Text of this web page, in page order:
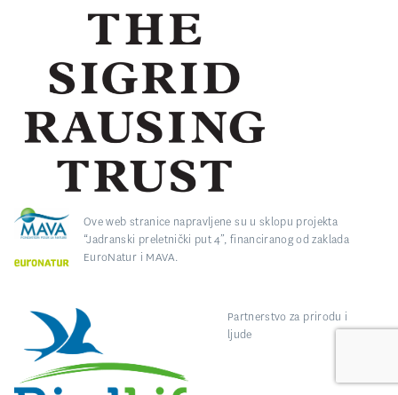
Ove web stranice napravljene su u sklopu projekta
“Jadranski preletnički put 4”, financiranog od zaklada
EuroNatur i MAVA.
Partnerstvo za prirodu i
ljude